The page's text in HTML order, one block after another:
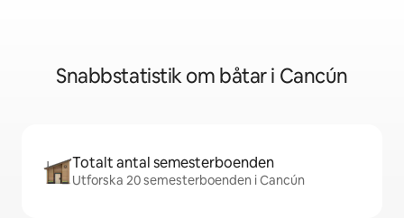
Snabbstatistik om båtar i Cancún
Totalt antal semesterboenden
Utforska 20 semesterboenden i Cancún